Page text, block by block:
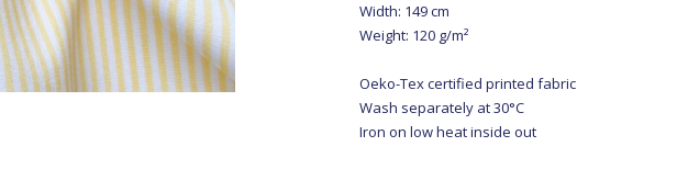
Width: 149 cm
Weight: 120 g/m²
Oeko-Tex certified printed fabric
Wash separately at 30°C
Iron on low heat inside out